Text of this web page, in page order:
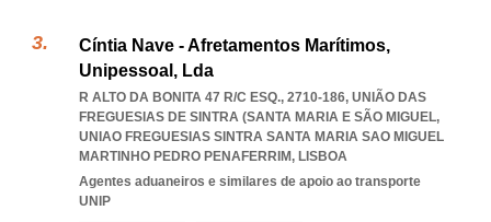
Cíntia Nave - Afretamentos Marítimos,
Unipessoal, Lda
R ALTO DA BONITA 47 R/C ESQ., 2710-186, UNIÃO DAS
FREGUESIAS DE SINTRA (SANTA MARIA E SÃO MIGUEL,
UNIAO FREGUESIAS SINTRA SANTA MARIA SAO MIGUEL
MARTINHO PEDRO PENAFERRIM, LISBOA
Agentes aduaneiros e similares de apoio ao transporte
UNIP